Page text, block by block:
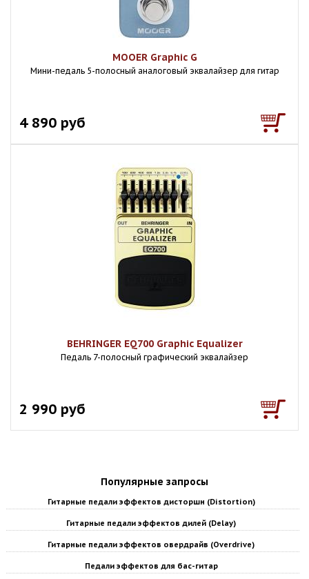
MOOER Graphic G
Мини-педаль 5-полосный аналоговый эквалайзер для гитар
4 890 руб
BEHRINGER EQ700 Graphic Equalizer
Педаль 7-полосный графический эквалайзер
2 990 руб
Популярные запросы
Гитарные педали эффектов дисторшн (Distortion)
Гитарные педали эффектов дилей (Delay)
Гитарные педали эффектов овердрайв (Overdrive)
Педали эффектов для бас-гитар